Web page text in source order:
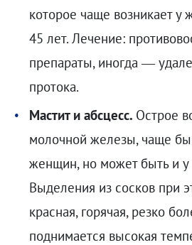
которое чаще возникает
45 лет. Лечение:
препараты, иногда —
протока.
Мастит и абсцесс. Острое
молочной железы, чаще
женщин, но может быть и
Выделения из сосков при
красная, горячая, резко
поднимается высокая